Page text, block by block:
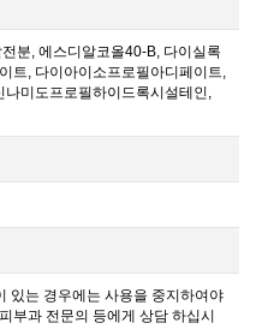
분, 에스디알코올40-B, 다이실록
트, 다이아이소프로필아디페이트,
미도프로필하이드록시설테인,
있는 경우에는 사용을 중지하여야
부과 전문의 등에게 상담 하십시